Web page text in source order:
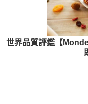
世界品質評鑑【